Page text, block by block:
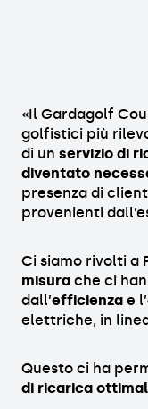
«Il Gardagolf
golfistici più
di un servizio di
diventato
presenza di
provenienti
Ci siamo rivolti a
misura che ci
dall’efficienza e l’
elettriche, in
Questo ci ha
di ricarica